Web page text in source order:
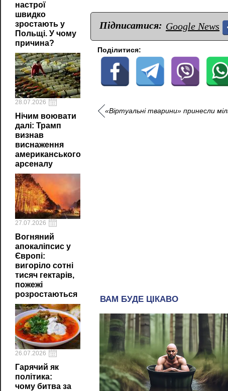
настрої
швидко
зростають у
Польщі. У чому
причина?
28.07.2026
Нічим воювати
далі: Трамп
визнав
виснаження
американського
арсеналу
27.07.2026
Вогняний
апокаліпсис у
Європі:
вигоріло сотні
тисяч гектарів,
пожежі
розростаються
26.07.2026
Гарячий як
політика:
чому битва за
Підписатися: Google News
Поділитися:
«Віртуальні тварини» принесли